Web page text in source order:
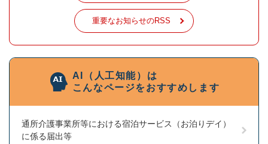
重要なお知らせのRSS
AI（人工知能）は
こんなページをおすすめします
通所介護事業所等における宿泊サービス（お泊りデイ）
に係る届出等